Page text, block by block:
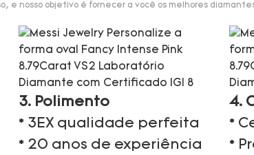
nosso objetivo é fornecer a você os melhores
3. Polimento
* 3EX qualidade perfeita
* 20 anos de experiência
4.
*
*